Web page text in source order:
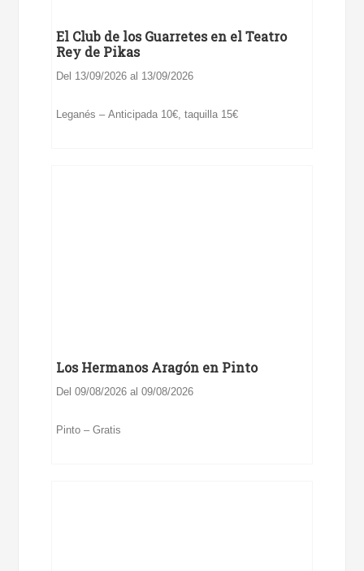
El Club de los Guarretes en el Teatro
Rey de Pikas
Del 13/09/2026 al 13/09/2026
Leganés – Anticipada 10€, taquilla 15€
Los Hermanos Aragón en Pinto
Del 09/08/2026 al 09/08/2026
Pinto – Gratis